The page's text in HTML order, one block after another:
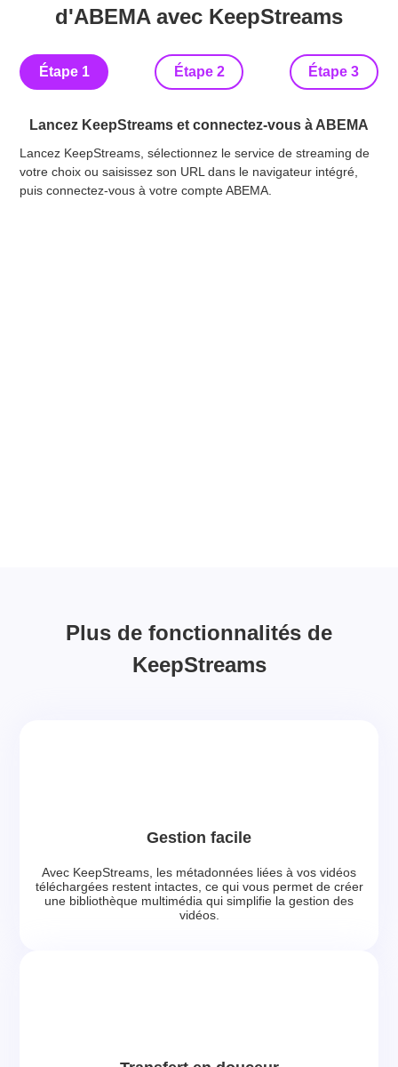
d'ABEMA avec KeepStreams
Étape 1 Étape 2 Étape 3
Lancez KeepStreams et connectez-vous à ABEMA
Lancez KeepStreams, sélectionnez le service de streaming de
votre choix ou saisissez son URL dans le navigateur intégré,
puis connectez-vous à votre compte ABEMA.
Plus de fonctionnalités de
KeepStreams
Gestion facile
Avec KeepStreams, les métadonnées liées à vos vidéos
téléchargées restent intactes, ce qui vous permet de créer
une bibliothèque multimédia qui simplifie la gestion des
vidéos.